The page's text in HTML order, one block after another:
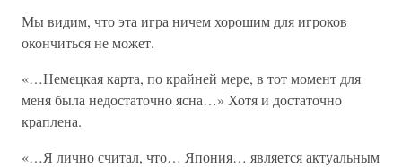
Мы видим, что эта игра ничем хорошим для игроков
окончиться не может.
«…Немецкая карта, по крайней мере, в тот момент для
меня была недостаточно ясна…» Хотя и достаточно
краплена.
«…Я лично считал, что… Япония… является актуальным